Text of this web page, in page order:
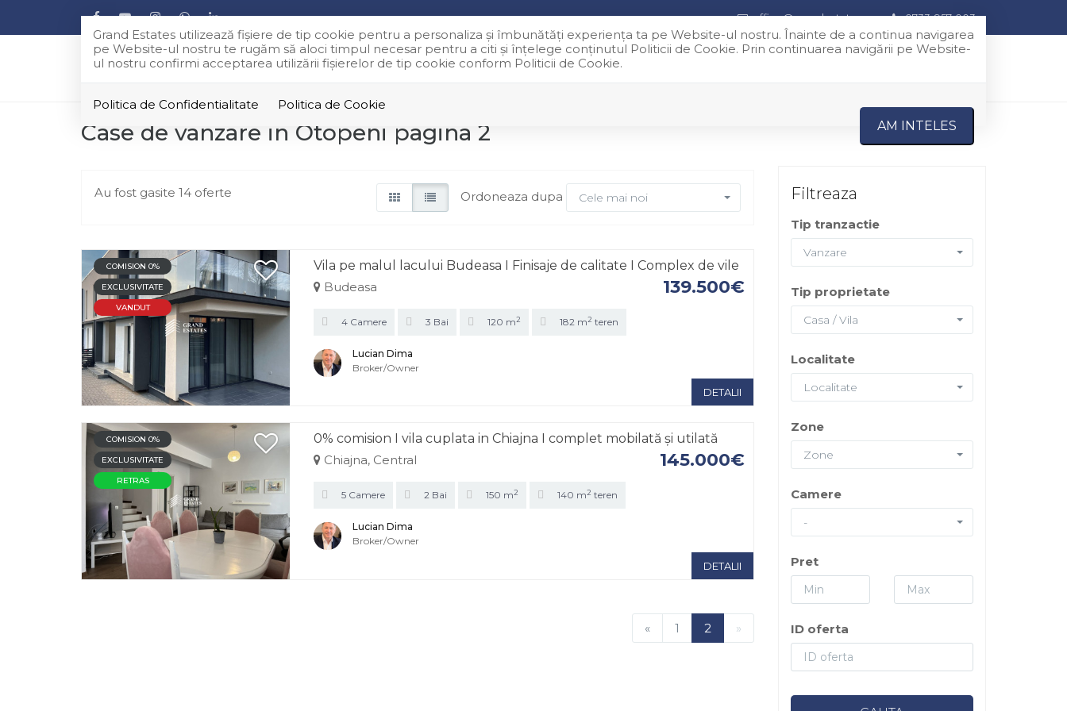
Grand Estates utilizează fişiere de tip cookie pentru a personaliza și îmbunătăți experiența ta pe Website-ul nostru. Înainte de a continua navigarea
pe Website-ul nostru te rugăm să aloci timpul necesar pentru a citi și înțelege conținutul Politicii de Cookie. Prin continuarea navigării pe Website-
ul nostru confirmi acceptarea utilizării fişierelor de tip cookie conform Politicii de Cookie.
Politica de Confidentialitate
Politica de Cookie
AM INTELES
office@grandestates.ro 0733-957-003
ACASA VANZARI
Case de vanzare in Otopeni pagina 2
Au fost gasite 14 oferte Ordoneaza dupa Cele mai noi
COMISION 0%
EXCLUSIVITATE
VANDUT
Vila pe malul lacului Budeasa I Finisaje de calitate I Complex de vile
139.500€
Budeasa
4 Camere 3 Bai 120 m2 182 m2 teren
Lucian Dima
Broker/Owner
DETALII
COMISION 0%
EXCLUSIVITATE
RETRAS
0% comision I vila cuplata in Chiajna I complet mobilată și utilată
145.000€
Chiajna, Central
5 Camere 2 Bai 150 m2 140 m2 teren
Lucian Dima
Broker/Owner
DETALII
« 1 2 »
Filtreaza
Tip tranzactie
Vanzare
Tip proprietate
Casa / Vila
Localitate
Localitate
Zone
Zone
Camere
-
Pret
ID oferta